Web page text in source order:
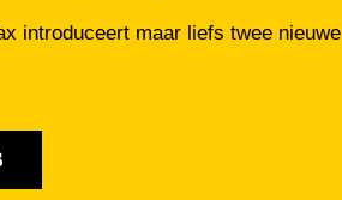
introduceert maar liefs twee nieuwe